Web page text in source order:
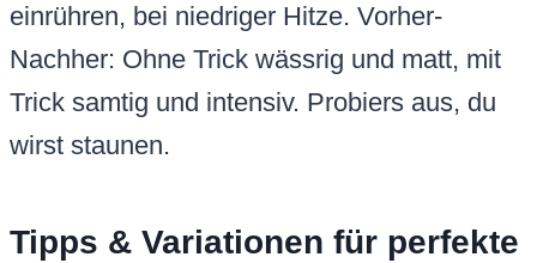
einrühren, bei niedriger Hitze. Vorher-
Nachher: Ohne Trick wässrig und matt, mit
Trick samtig und intensiv. Probiers aus, du
wirst staunen.
Tipps & Variationen für perfekte